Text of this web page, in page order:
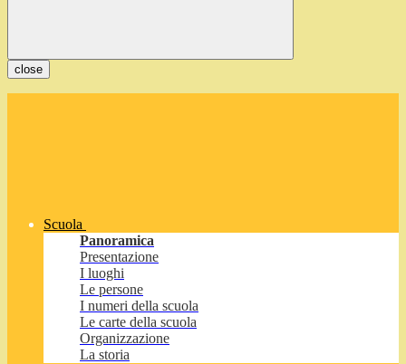
close
Scuola
Panoramica
Presentazione
I luoghi
Le persone
I numeri della scuola
Le carte della scuola
Organizzazione
La storia